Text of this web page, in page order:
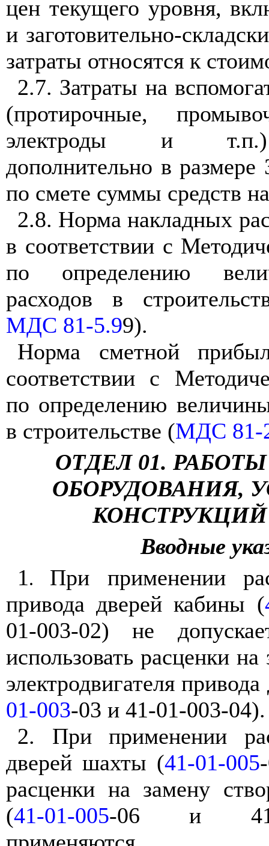
цен текущего уровня,
и заготовительно-
затраты относятся к
2.7. Затраты на
(протирочные,
электроды и т.п.)
дополнительно в
по смете суммы средств
2.8. Норма накладных
в соответствии с
по определению
расходов в
МДС 81-5.99).
Норма сметной
соответствии с
по определению
в строительстве (МДС 81-
ОТДЕЛ 01.
ОБОРУДОВАНИЯ,
Вводные
1. При применении
привода дверей кабины (
01-003-02) не
использовать расценки
электродвигателя
01-003-03 и 41-01-003-04).
2. При применении
дверей шахты (41-01-005
расценки на замену
(41-01-005-06 и 41-